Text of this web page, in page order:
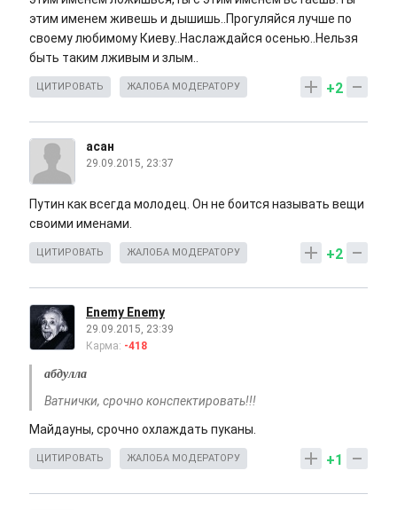
этим именем живешь и дышишь..Прогуляйся лучше по
своему любимому Киеву..Наслаждайся осенью..Нельзя
быть таким лживым и злым..
+2
ЦИТИРОВАТЬ ЖАЛОБА МОДЕРАТОРУ
асан
29.09.2015, 23:37
Путин как всегда молодец. Он не боится называть вещи
своими именами.
+2
ЦИТИРОВАТЬ ЖАЛОБА МОДЕРАТОРУ
Enemy Enemy
29.09.2015, 23:39
Карма: -418
абдулла
Ватнички, срочно конспектировать!!!
Майдауны, срочно охлаждать пуканы.
+1
ЦИТИРОВАТЬ ЖАЛОБА МОДЕРАТОРУ